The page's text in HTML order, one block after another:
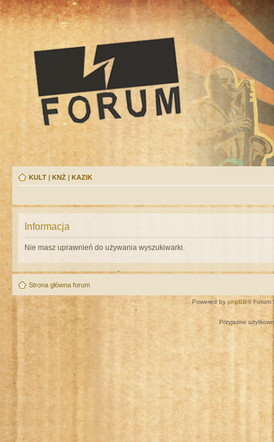
KULT | KNŻ | KAZIK
Informacja
Nie masz uprawnień do używania wyszukiwarki.
Strona główna forum
Powered by phpBB® Forum
Przyjazne